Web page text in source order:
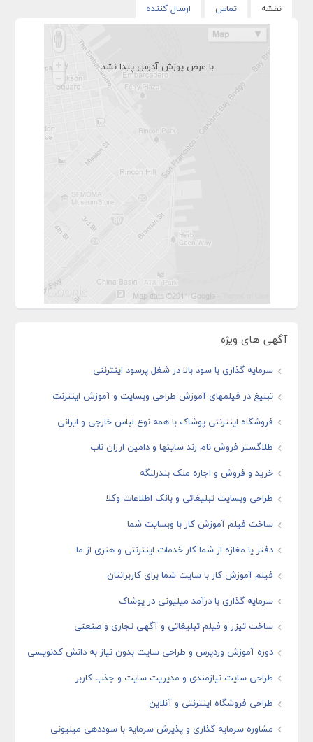
نقشه تماس ارسال کننده
با عرض پوزش آدرس پیدا نشد.
آگهی های ویژه
سرمایه گذاری با سود بالا در شغل پرسود اینترنتی
تبلیغ در فیلمهای آموزش طراحی وبسایت و آموزش اینترنت
فروشگاه اینترنتی پوشاک با همه نوع لباس خارجی و ایرانی
طلاگستر فروش نام رند سایتها و دامین ارزان ناب
خرید و فروش و اجاره ملک بندرلنگه
طراحی وبسایت تبلیغاتی و بانک اطلاعات وکلا
ساخت فیلم آموزش کار با وبسایت شما
دفتر یا مغازه از شما کار خدمات اینترنتی و هنری از ما
فیلم آموزش کار با سایت شما برای کاربرانتان
سرمایه گذاری با درآمد میلیونی در پوشاک
ساخت تیزر و فیلم تبلیغاتی و آگهی تجاری و صنعتی
دوره آموزش وردپرس و طراحی سایت بدون نیاز به دانش کدنویسی
طراحی سایت نیازمندی و مدیریت سایت و جذب کاربر
طراحی فروشگاه اینترنتی و آنلاین
مشاوره سرمایه گذاری و پذیرش سرمایه با سوددهی میلیونی